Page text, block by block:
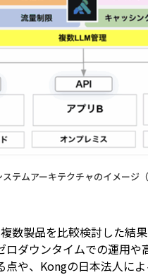
テムアーキテクチャのイメージ
数製品を比較検討した結
ダウンタイムでの運用
や、Kongの日本法人に